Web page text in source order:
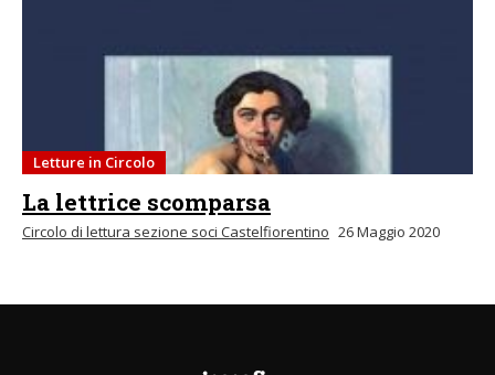
Letture in Circolo
La lettrice scomparsa
Circolo di lettura sezione soci Castelfiorentino 26 Maggio 2020